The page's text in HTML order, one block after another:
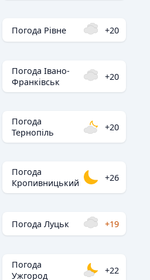
Погода Рівне +20
Погода Івано-
Франківськ
+20
Погода
Тернопіль
+20
Погода
Кропивницький
+26
Погода Луцьк +19
Погода
Ужгород
+22